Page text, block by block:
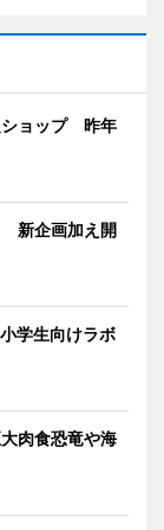
ショップ 昨年
新企画加え開
学生向けラボ
肉食恐竜や海